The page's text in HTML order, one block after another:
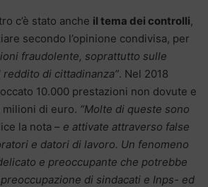
c’è stato anche il tema dei controlli,
secondo l’opinione condivisa, per
fraudolente, soprattutto sulle
di cittadinanza”. Nel 2018
10.000 prestazioni non dovute e
di euro. “Molte di queste sono
la nota – e attivate attraverso false
e datori di lavoro. Un fenomeno
e preoccupante che potrebbe
di sindacati e Inps- ed